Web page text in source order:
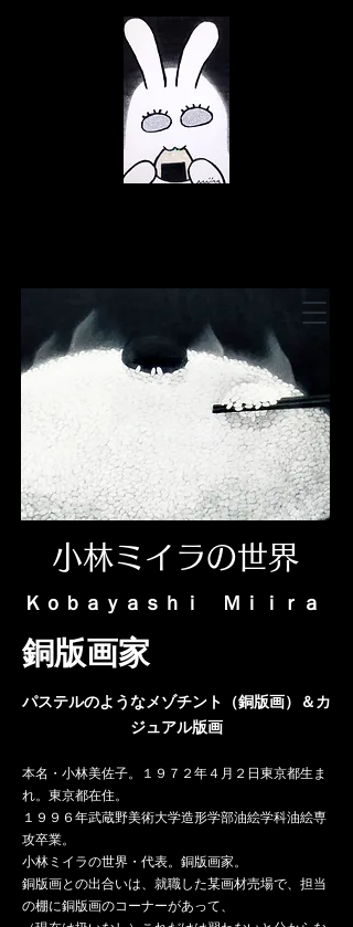
© Copyright
© Copyright
小林ミイラの世界
​Ｋｏｂａｙａｓｈｉ Ｍｉｉｒａ
​銅版画家
パステルのようなメゾチント​（銅版画）＆カ
ジュアル版画
本名​・小林美佐子。１９７２年４月２日東京都生ま
れ。東京都在住。
１９９６年武蔵野美術大学造形学部油絵学科油絵専
攻卒業。
小林ミイラの世界・代表。銅版画家。
銅版画との出合いは、就職した某画材売場で、担当
の棚に銅版画のコーナーがあって、